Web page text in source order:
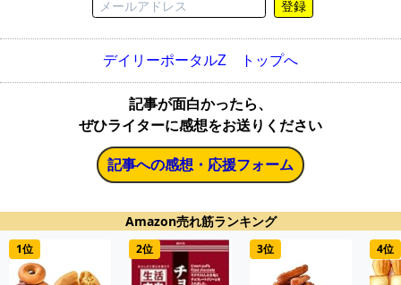
登録
デイリーポータルZ トップへ
記事が面白かったら、
ぜひライターに感想をお送りください
記事への感想・応援フォーム
Amazon売れ筋ランキング
1位 2位 3位 4位